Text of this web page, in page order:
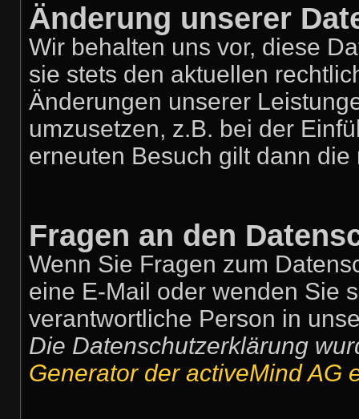
Änderung unserer
Wir behalten uns vor, diese
sie stets den aktuellen
Änderungen unserer
umzusetzen, z.B. bei der
erneuten Besuch gilt dann
Fragen an den
Wenn Sie Fragen zum
eine E-Mail oder wenden Sie
verantwortliche Person in
Die Datenschutzerklärung
Generator der activeMind AG